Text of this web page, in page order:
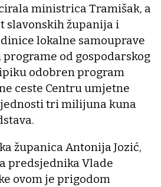
ministrica Tramišak, a
slavonskih županija i
lokalne samouprave
od gospodarskog
odobren program
ceste Centru umjetne
tri milijuna kuna
županica Antonija Jozić,
predsjednika Vlade
ovom je prigodom